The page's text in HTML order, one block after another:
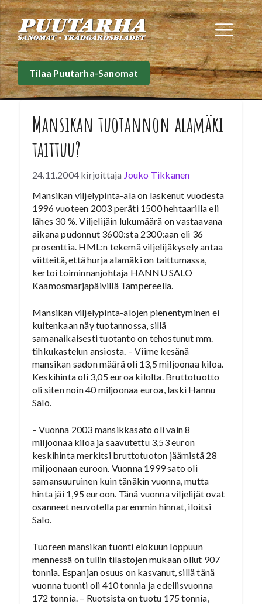
Siirry
sisältöön
Tilaa Puutarha-Sanomat
Mansikan tuotannon alamäki
taittuu?
24.11.2004 kirjoittaja Jouko Tikkanen
Mansikan viljelypinta-ala on laskenut vuodesta
1996 vuoteen 2003 peräti 1500 hehtaarilla eli
lähes 30 %. Viljelijäin lukumäärä on vastaavana
aikana pudonnut 3600:sta 2300:aan eli 36
prosenttia. HML:n tekemä viljelijäkysely antaa
viitteitä, että hurja alamäki on taittumassa,
kertoi toiminnanjohtaja HANNU SALO
Kaamosmarjapäivillä Tampereella.
Mansikan viljelypinta-alojen pienentyminen ei
kuitenkaan näy tuotannossa, sillä
samanaikaisesti tuotanto on tehostunut mm.
tihkukastelun ansiosta. – Viime kesänä
mansikan sadon määrä oli 13,5 miljoonaa kiloa.
Keskihinta oli 3,05 euroa kilolta. Bruttotuotto
oli siten noin 40 miljoonaa euroa, laski Hannu
Salo.
– Vuonna 2003 mansikkasato oli vain 8
miljoonaa kiloa ja saavutettu 3,53 euron
keskihinta merkitsi bruttotuoton jäämistä 28
miljoonaan euroon. Vuonna 1999 sato oli
samansuuruinen kuin tänäkin vuonna, mutta
hinta jäi 1,95 euroon. Tänä vuonna viljelijät ovat
osanneet neuvotella paremmin hinnat, iloitsi
Salo.
Tuoreen mansikan tuonti elokuun loppuun
mennessä on tullin tilastojen mukaan ollut 907
tonnia. Espanjan osuus on kasvanut, sillä tänä
vuonna tuonti oli 410 tonnia ja edellisvuonna
172 tonnia. – Ruotsista on tuotu 175 tonnia,